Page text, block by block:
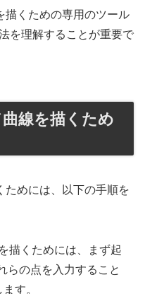
描くための専用のツール
を理解することが重要で
線を描くため
ためには、以下の手順を
描くためには、まず起
らの点を入力すること
す。